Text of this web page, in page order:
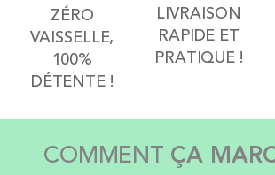
ZÉRO
VAISSELLE,
100%
DÉTENTE !
LIVRAISON
RAPIDE ET
PRATIQUE !
COMMENT ÇA